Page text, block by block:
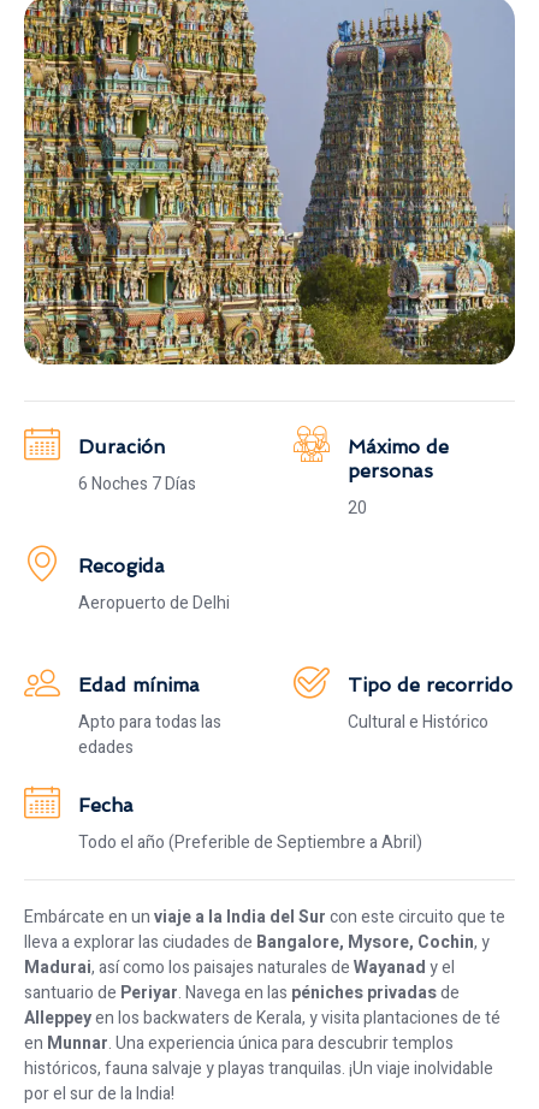
Duración
6 Noches 7 Días
Máximo de
personas
20
Recogida
Aeropuerto de Delhi
Edad mínima
Apto para todas las
edades
Tipo de recorrido
Cultural e Histórico
Fecha
Todo el año (Preferible de Septiembre a Abril)
Embárcate en unviaje a la India del Surcon este circuito que te
lleva a explorar las ciudades de Bangalore, Mysore, Cochin, y
Madurai, así como los paisajes naturales deWayanady el
santuario de Periyar. Navega en las péniches privadasde
Alleppeyen los backwaters de Kerala, y visita plantaciones de té
en Munnar. Una experiencia única para descubrir templos
históricos, fauna salvaje y playas tranquilas. ¡Un viaje inolvidable
por el sur de la India!